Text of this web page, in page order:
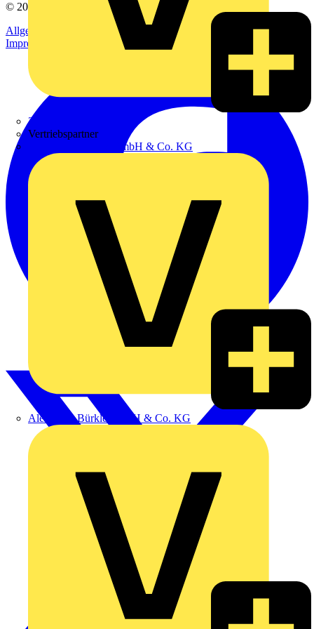
Zumtobel
Vertriebspartner
Adalbert Zajadacz GmbH & Co. KG
Alexander Bürkle GmbH & Co. KG
© 2002-
Voltimum
Allgemeine Geschäftsbedingungen
Datenschutzerklärung
Impressum